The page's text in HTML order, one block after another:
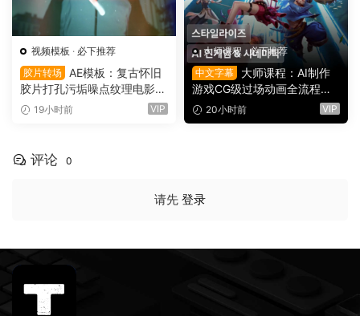
视频模板 · 必下推荐
胶片转场 AE模板：复古怀旧
胶片打孔污垢噪点纹理电影帧
叠加电影短片剪辑转场过渡
19小时前 VIP
大师课程 ·必下推荐
中文字幕
大师课程：AI制作
游戏CG级过场动画全流程视
频课程 中文字幕（16149）
20小时前 VIP
评论 0
请先 登录